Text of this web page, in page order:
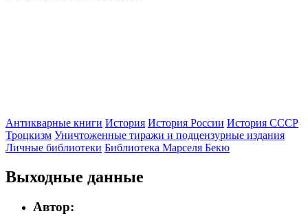
Антикварные книги История История России История СССР
Троцкизм Уничтоженные тиражи и подцензурные издания
Личные библиотеки Библиотека Марселя Бекю
Выходные данные
Автор: